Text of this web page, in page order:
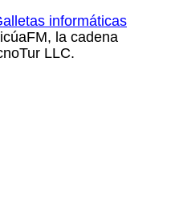
informáticas
la cadena
LLC.